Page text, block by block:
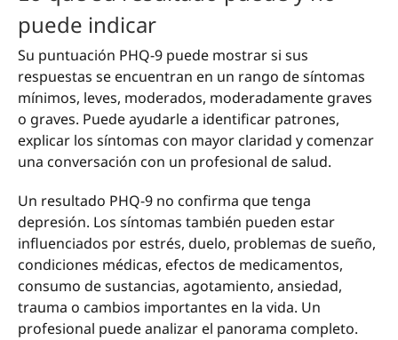
puede indicar
Su puntuación PHQ-9 puede mostrar si sus
respuestas se encuentran en un rango de síntomas
mínimos, leves, moderados, moderadamente graves
o graves. Puede ayudarle a identificar patrones,
explicar los síntomas con mayor claridad y comenzar
una conversación con un profesional de salud.
Un resultado PHQ-9 no confirma que tenga
depresión. Los síntomas también pueden estar
influenciados por estrés, duelo, problemas de sueño,
condiciones médicas, efectos de medicamentos,
consumo de sustancias, agotamiento, ansiedad,
trauma o cambios importantes en la vida. Un
profesional puede analizar el panorama completo.